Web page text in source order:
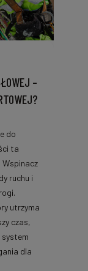
–
do
ta
ruchu i
utrzyma
czas,
system
dla